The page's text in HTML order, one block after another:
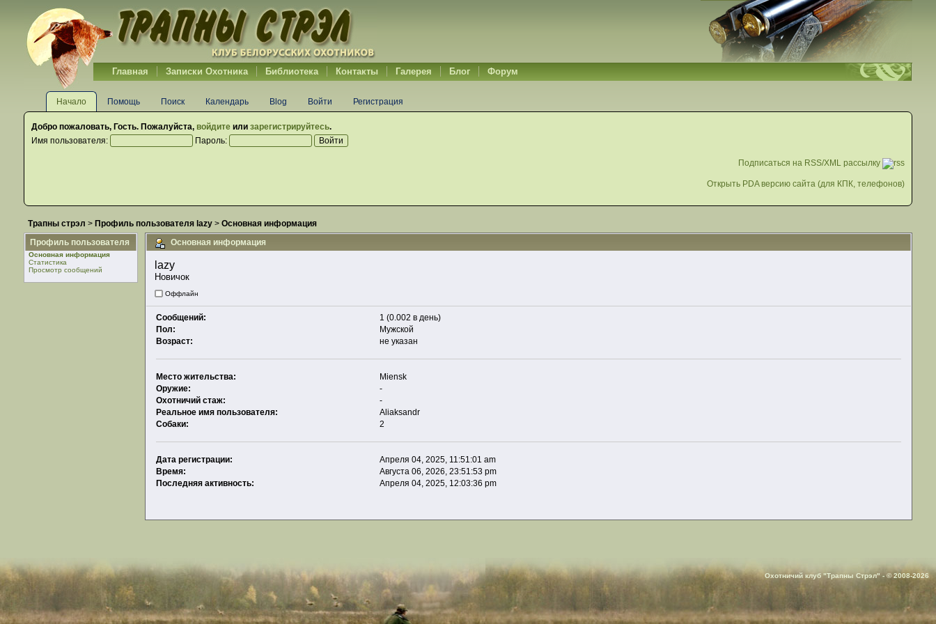
Главная Записки Охотника Библиотека Контакты Галерея Блог Форум
Начало Помощь Поиск Календарь Blog Войти Регистрация
Добро пожаловать, Гость. Пожалуйста, войдитеили зарегистрируйтесь.
Имя пользователя:
Пароль:
Подписаться на RSS/XML рассылку
Открыть PDA версию сайта (для КПК, телефонов)
Трапны стрэл > Профиль пользователя lazy> Основная информация
Профиль пользователя
Основная информация
Статистика
Просмотр сообщений
Основная информация
lazy
Новичок
Оффлайн
Сообщений:
1 (0.002 в день)
Пол:
Мужской
Возраст:
не указан
Место жительства:
Miensk
Оружие:
-
Охотничий стаж:
-
Реальное имя пользователя:
Aliaksandr
Собаки:
2
Дата регистрации:
Апреля 04, 2025, 11:51:01 am
Время:
Августа 06, 2026, 23:51:53 pm
Последняя активность:
Апреля 04, 2025, 12:03:36 pm
Охотничий клуб "Трапны Стрэл" - © 2008-2026